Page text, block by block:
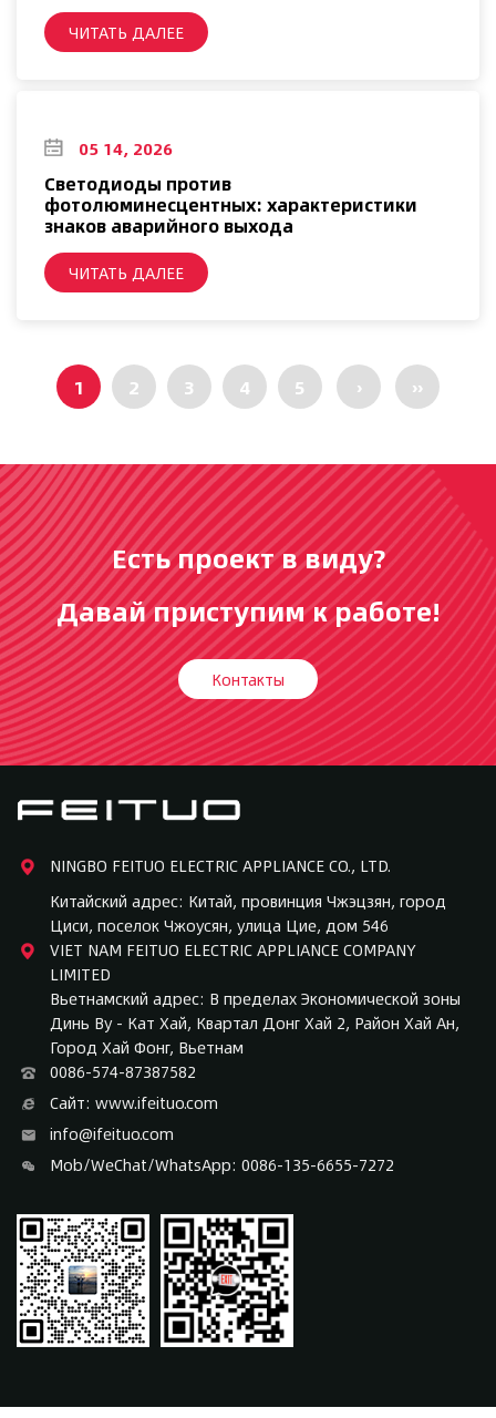
ЧИТАТЬ ДАЛЕЕ
05 14, 2026
Светодиоды против
фотолюминесцентных: характеристики
знаков аварийного выхода
ЧИТАТЬ ДАЛЕЕ
1 2 3 4 5 › ››
Есть проект в виду?
Давай приступим к работе!
Контакты
NINGBO FEITUO ELECTRIC APPLIANCE CO., LTD.
Китайский адрес: Китай, провинция Чжэцзян, город
Циси, поселок Чжоусян, улица Цие, дом 546
VIET NAM FEITUO ELECTRIC APPLIANCE COMPANY
LIMITED
Вьетнамский адрес: В пределах Экономической зоны
Динь Ву - Кат Хай, Квартал Донг Хай 2, Район Хай Ан,
Город Хай Фонг, Вьетнам
0086-574-87387582
Сайт: www.ifeituo.com
info@ifeituo.com
Mob/WeChat/WhatsApp: 0086-135-6655-7272